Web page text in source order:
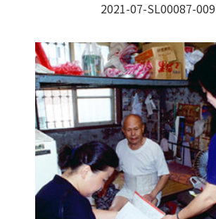
2021-07-SL00087-009